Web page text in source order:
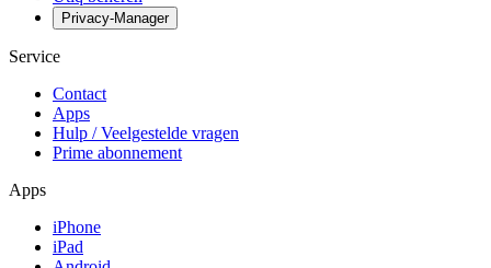
Privacy-Manager
Service
Contact
Apps
Hulp / Veelgestelde vragen
Prime abonnement
Apps
iPhone
iPad